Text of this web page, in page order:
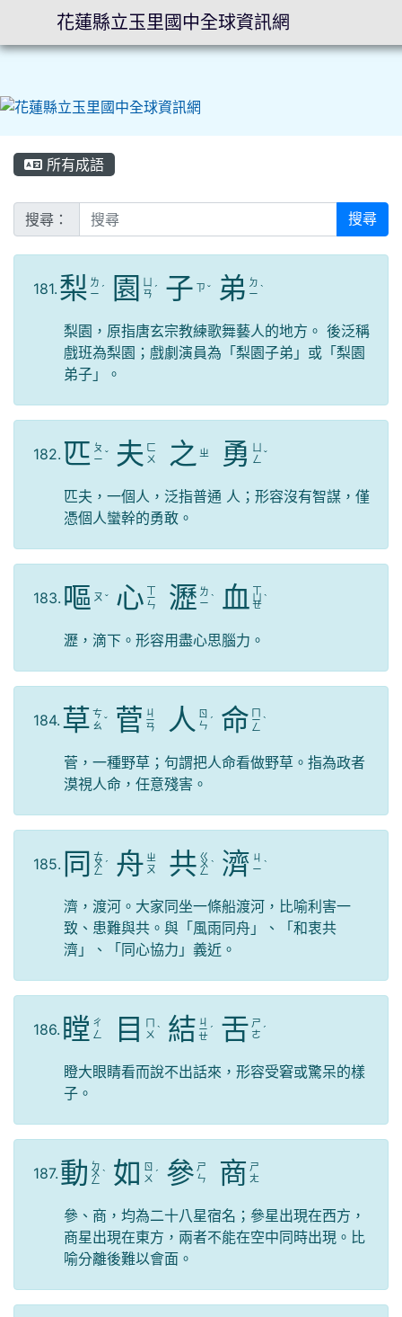
所有成語
搜尋： 搜尋
181. 梨 ㄌ
ㄧ ˊ 園
ㄢ ˊ 子 ㄗ ˇ 弟 ㄉ
ㄧ ˋ
梨園，原指唐玄宗教練歌舞藝人的地方。 後泛稱
戲班為梨園；戲劇演員為「梨園子弟」或「梨園
弟子」。
182. 匹 ㄆ
ㄧ ˇ 夫 ㄈ
ㄨ
之 ㄓ 勇 ㄥ ˇ
匹夫，一個人，泛指普通 人；形容沒有智謀，僅
憑個人蠻幹的勇敢。
183. 嘔 ㄡ ˇ 心 ㄒ
ㄧ
ㄣ 瀝 ㄌ
ㄧ ˋ 血 ㄒ
ㄩ
ㄝ
ˋ
瀝，滴下。形容用盡心思腦力。
184. 草 ㄘ
ㄠ ˇ 菅 ㄐ
ㄧ
ㄢ 人 ㄖ
ㄣ ˊ 命 ㄇ
ㄧ
ㄥ
ˋ
菅，一種野草；句謂把人命看做野草。指為政者
漠視人命，任意殘害。
185. 同 ㄊ
ㄨ
ㄥ
ˊ 舟 ㄓ
ㄡ
共 ㄍ
ㄨ
ㄥ
ˋ 濟 ㄐ
ㄧ ˋ
濟，渡河。大家同坐一條船渡河，比喻利害一
致、患難與共。與「風雨同舟」、「和衷共
濟」、「同心協力」義近。
186. 瞠 ㄔ
ㄥ
目
ㄇ
ㄨ ˋ 結 ㄐ
ㄧ
ㄝ
ˊ 舌 ㄕ
ㄜ ˊ
瞪大眼睛看而說不出話來，形容受窘或驚呆的樣
子。
187. 動 ㄉ
ㄨ
ㄥ
ˋ 如 ㄖ
ㄨ ˊ 參 ㄕ
ㄣ
商 ㄕ
ㄤ
參、商，均為二十八星宿名；參星出現在西方，
商星出現在東方，兩者不能在空中同時出現。比
喻分離後難以會面。
花蓮縣立玉里國中全球資訊網